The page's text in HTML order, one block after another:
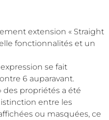
extension « Straight
fonctionnalités et un
se fait
6 auparavant.
des propriétés a été
entre les
ou masquées, ce